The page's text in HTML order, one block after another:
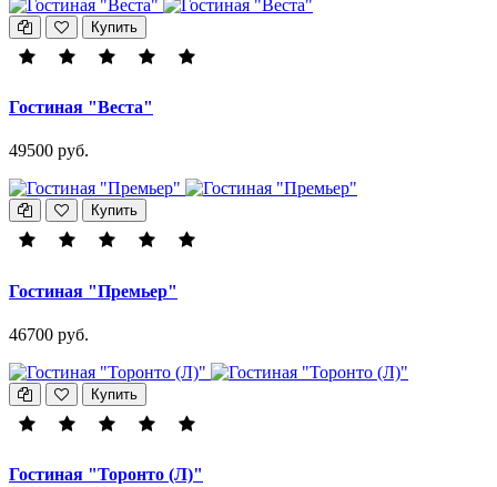
Купить
Гостиная "Веста"
49500 руб.
Купить
Гостиная "Премьер"
46700 руб.
Купить
Гостиная "Торонто (Л)"